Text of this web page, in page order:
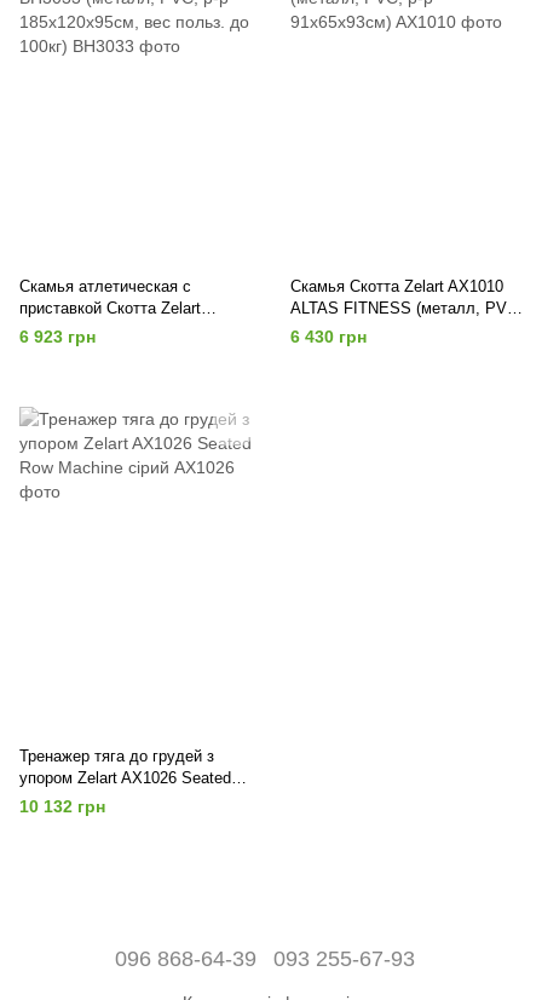
Скамья атлетическая с
приставкой Скотта Zelart
BH3033 (металл, PVC, р-р
185x120x95см, вес польз. до
6 923 грн
Скамья Скотта Zelart AX1010
ALTAS FITNESS (металл, PVC,
р-р 91x65x93см)
6 430 грн
Тренажер тяга до грудей з
упором Zelart AX1026 Seated
Row Machine сірий
10 132 грн
096 868-64-39 093 255-67-93